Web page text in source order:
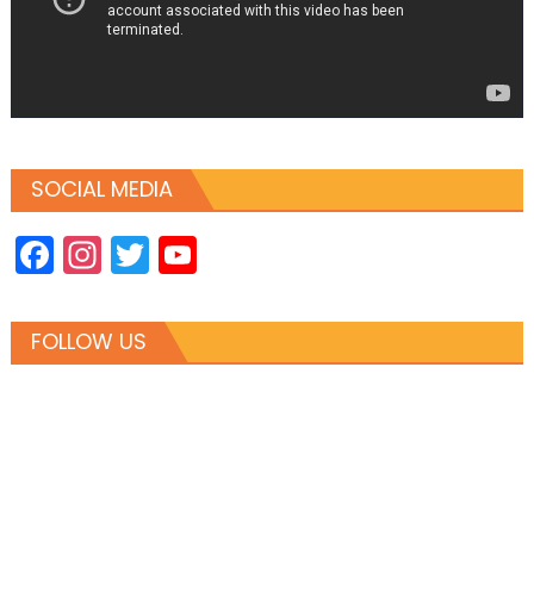
SOCIAL MEDIA
Facebook
Instagram
TwitterYouTube
FOLLOW US